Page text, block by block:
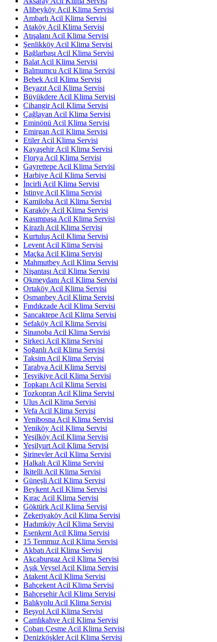
Alibeyköy Acil Klima Servisi
Ambarlı Acil Klima Servisi
Ataköy Acil Klima Servisi
Atışalanı Acil Klima Servisi
Şenlikköy Acil Klima Servisi
Bağlarbaşı Acil Klima Servisi
Balat Acil Klima Servisi
Balmumcu Acil Klima Servisi
Bebek Acil Klima Servisi
Beyazıt Acil Klima Servisi
Büyükdere Acil Klima Servisi
Cihangir Acil Klima Servisi
Çağlayan Acil Klima Servisi
Eminönü Acil Klima Servisi
Emirgan Acil Klima Servisi
Etiler Acil Klima Servisi
Kayaşehir Acil Klima Servisi
Florya Acil Klima Servisi
Gayrettepe Acil Klima Servisi
Harbiye Acil Klima Servisi
İncirli Acil Klima Servisi
İstinye Acil Klima Servisi
Kamiloba Acil Klima Servisi
Karaköy Acil Klima Servisi
Kasımpaşa Acil Klima Servisi
Kirazlı Acil Klima Servisi
Kurtuluş Acil Klima Servisi
Levent Acil Klima Servisi
Maçka Acil Klima Servisi
Mahmutbey Acil Klima Servisi
Nişantaşı Acil Klima Servisi
Okmeydanı Acil Klima Servisi
Ortaköy Acil Klima Servisi
Osmanbey Acil Klima Servisi
Fındıkzade Acil Klima Servisi
Sancaktepe Acil Klima Servisi
Sefaköy Acil Klima Servisi
Sinanoba Acil Klima Servisi
Sirkeci Acil Klima Servisi
Soğanlı Acil Klima Servisi
Taksim Acil Klima Servisi
Tarabya Acil Klima Servisi
Teşvikiye Acil Klima Servisi
Topkapı Acil Klima Servisi
Tozkopran Acil Klima Servisi
Ulus Acil Klima Servisi
Vefa Acil Klima Servisi
Yenibosna Acil Klima Servisi
Yeniköy Acil Klima Servisi
Yeşilköy Acil Klima Servisi
Yeşilyurt Acil Klima Servisi
Şirinevler Acil Klima Servisi
Halkalı Acil Klima Servisi
İkitelli Acil Klima Servisi
Güneşli Acil Klima Servisi
Beykent Acil Klima Servisi
Kıraç Acil Klima Servisi
Göktürk Acil Klima Servisi
Zekeriyaköy Acil Klima Servisi
Hadımköy Acil Klima Servisi
Esenkent Acil Klima Servisi
15 Temmuz Acil Klima Servisi
Akbatı Acil Klima Servisi
Akçaburgaz Acil Klima Servisi
Aşık Veysel Acil Klima Servisi
Atakent Acil Klima Servisi
Bahçekent Acil Klima Servisi
Bahçeşehir Acil Klima Servisi
Balıkyolu Acil Klima Servisi
Beşyol Acil Klima Servisi
Camlıkahve Acil Klima Servisi
Çoban Çesme Acil Klima Servisi
Denizköşkler Acil Klima Servisi